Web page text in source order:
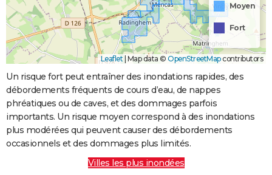
Moyen
Fort
Leaflet | Map data © OpenStreetMapcontributors
Un risque fort peut entraîner des inondations rapides, des
débordements fréquents de cours d’eau, de nappes
phréatiques ou de caves, et des dommages parfois
importants. Un risque moyen correspond à des inondations
plus modérées qui peuvent causer des débordements
occasionnels et des dommages plus limités.
Villes les plus inondées